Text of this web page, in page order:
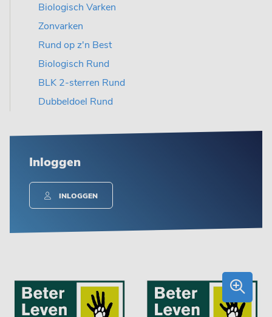
Biologisch Varken
Zonvarken
Rund op z'n Best
Biologisch Rund
BLK 2-sterren Rund
Dubbeldoel Rund
Inloggen
INLOGGEN